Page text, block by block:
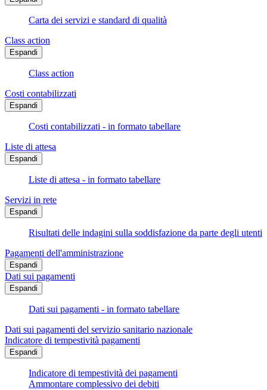
Carta dei servizi e standard di qualità
Class action
Espandi
Class action
Costi contabilizzati
Espandi
Costi contabilizzati - in formato tabellare
Liste di attesa
Espandi
Liste di attesa - in formato tabellare
Servizi in rete
Espandi
Risultati delle indagini sulla soddisfazione da parte degli utenti
Pagamenti dell'amministrazione
Espandi
Dati sui pagamenti
Espandi
Dati sui pagamenti - in formato tabellare
Dati sui pagamenti del servizio sanitario nazionale
Indicatore di tempestività pagamenti
Espandi
Indicatore di tempestività dei pagamenti
Ammontare complessivo dei debiti